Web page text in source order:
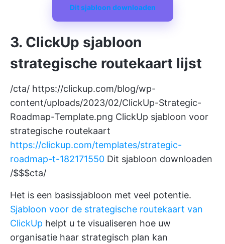
Dit sjabloon downloaden
3. ClickUp sjabloon
strategische routekaart lijst
/cta/ https://clickup.com/blog/wp-
content/uploads/2023/02/ClickUp-Strategic-
Roadmap-Template.png ClickUp sjabloon voor
strategische routekaart
https://clickup.com/templates/strategic-
roadmap-t-182171550 Dit sjabloon downloaden
/$$$cta/
Het is een basissjabloon met veel potentie.
Sjabloon voor de strategische routekaart van
ClickUp helpt u te visualiseren hoe uw
organisatie haar strategisch plan kan